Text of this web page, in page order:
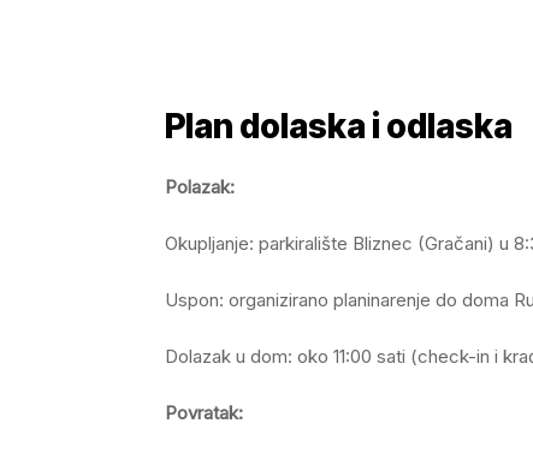
Plan dolaska i odlaska
Polazak:
Okupljanje: parkiralište Bliznec (Gračani) u
Uspon: organizirano planinarenje do doma
Dolazak u dom: oko 11:00 sati (check-in i
Povratak: